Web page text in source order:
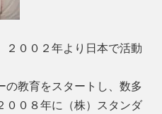
２００２年より日本で活動
の教育をスタートし、数多
００８年に（株）スタンダ